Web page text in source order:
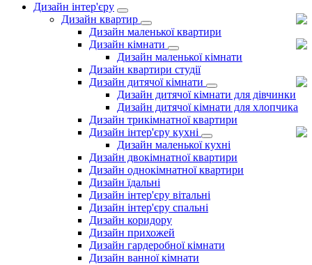
Дизайн інтер'єру
Дизайн квартир
Дизайн маленької квартири
Дизайн кімнати
Дизайн маленької кімнати
Дизайн квартири студії
Дизайн дитячої кімнати
Дизайн дитячої кімнати для дівчинки
Дизайн дитячої кімнати для хлопчика
Дизайн трикімнатної квартири
Дизайн інтер'єру кухні
Дизайн маленької кухні
Дизайн двокімнатної квартири
Дизайн однокімнатної квартири
Дизайн їдальні
Дизайн інтер'єру вітальні
Дизайн інтер'єру спальні
Дизайн коридору
Дизайн прихожей
Дизайн гардеробної кімнати
Дизайн ванної кімнати